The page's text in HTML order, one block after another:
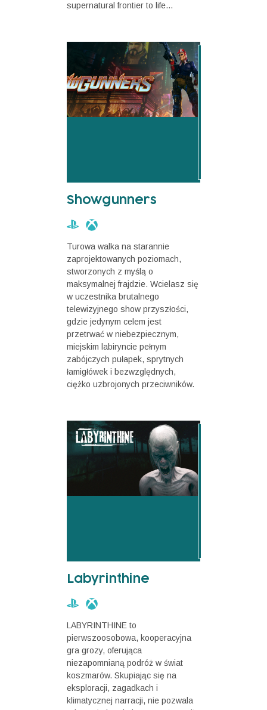
supernatural frontier to life...
Showgunners
Turowa walka na starannie
zaprojektowanych poziomach,
stworzonych z myślą o
maksymalnej frajdzie. Wcielasz się
w uczestnika brutalnego
telewizyjnego show przyszłości,
gdzie jedynym celem jest
przetrwać w niebezpiecznym,
miejskim labiryncie pełnym
zabójczych pułapek, sprytnych
łamigłówek i bezwzględnych,
ciężko uzbrojonych przeciwników.
Labyrinthine
LABYRINTHINE to
pierwszoosobowa, kooperacyjna
gra grozy, oferująca
niezapomnianą podróż w świat
koszmarów. Skupiając się na
eksploracji, zagadkach i
klimatycznej narracji, nie pozwala